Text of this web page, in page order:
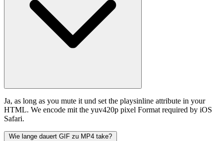
Ja, as long as you mute it und set the playsinline attribute in your
HTML. We encode mit the yuv420p pixel Format required by iOS
Safari.
Wie lange dauert GIF zu MP4 take?